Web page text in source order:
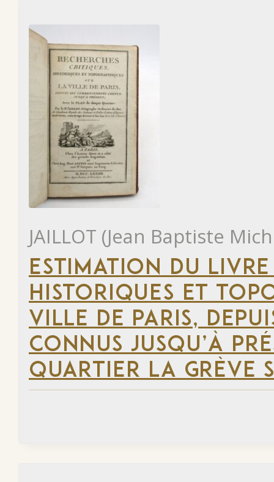
JAILLOT (Jean Baptiste
ESTIMATION DU
HISTORIQUES ET
VILLE DE PARIS,
CONNUS JUSQU’À
QUARTIER LA GRÈVE